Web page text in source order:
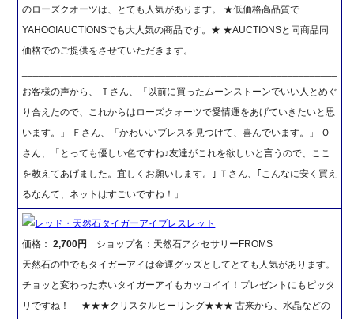
のローズクオーツは、とても人気があります。 ★低価格高品質で
YAHOO!AUCTIONSでも大人気の商品です。★ ★AUCTIONSと同商品同
価格でのご提供をさせていただきます。
お客様の声から、 Ｔさん、「以前に買ったムーンストーンでいい人とめぐ
り合えたので、これからはローズクォーツで愛情運をあげていきたいと思
います。」 Ｆさん、「かわいいブレスを見つけて、喜んでいます。」 Ｏ
さん、「とっても優しい色ですね♪友達がこれを欲しいと言うので、ここ
を教えてあげました。宜しくお願いします。｣ Ｔさん、｢こんなに安く買え
るなんて、ネットはすごいですね！」
レッド・天然石タイガーアイブレスレット
価格：2,700円
ショップ名：天然石アクセサリーFROMS
天然石の中でもタイガーアイは金運グッズとしてとても人気があります。
チョッと変わった赤いタイガーアイもカッコイイ！プレゼントにもピッタ
リですね！ ★★★クリスタルヒーリング★★★ 古来から、水晶などの